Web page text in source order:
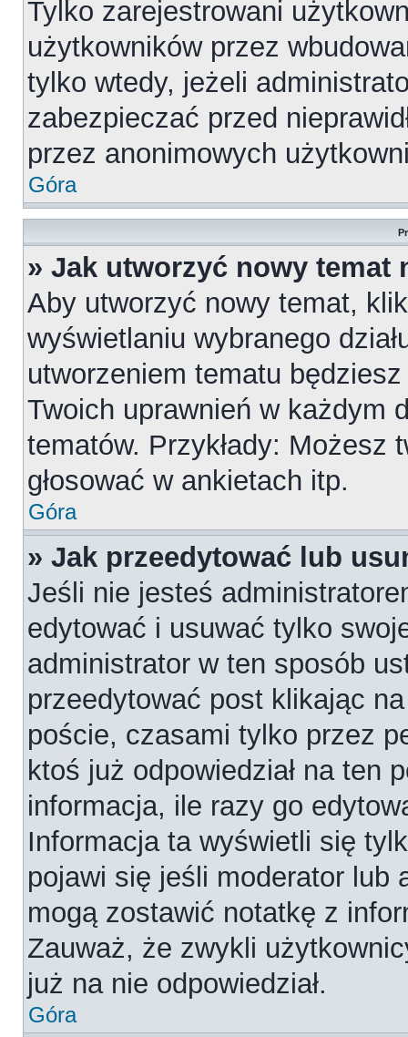
Tylko zarejestrowani
użytkowników przez
tylko wtedy, jeżeli
zabezpieczać przed
przez anonimowych
Góra
» Jak utworzyć nowy temat
Aby utworzyć nowy temat,
wyświetlaniu wybranego
utworzeniem tematu
Twoich uprawnień w każdym
tematów. Przykłady: Możesz
głosować w ankietach itp.
Góra
» Jak przeedytować lub
Jeśli nie jesteś
edytować i usuwać tylko
administrator w ten sposób
przeedytować post klikając
poście, czasami tylko przez
ktoś już odpowiedział na ten
informacja, ile razy go
Informacja ta wyświetli się
pojawi się jeśli moderator lub
mogą zostawić notatkę z
Zauważ, że zwykli
już na nie odpowiedział.
Góra